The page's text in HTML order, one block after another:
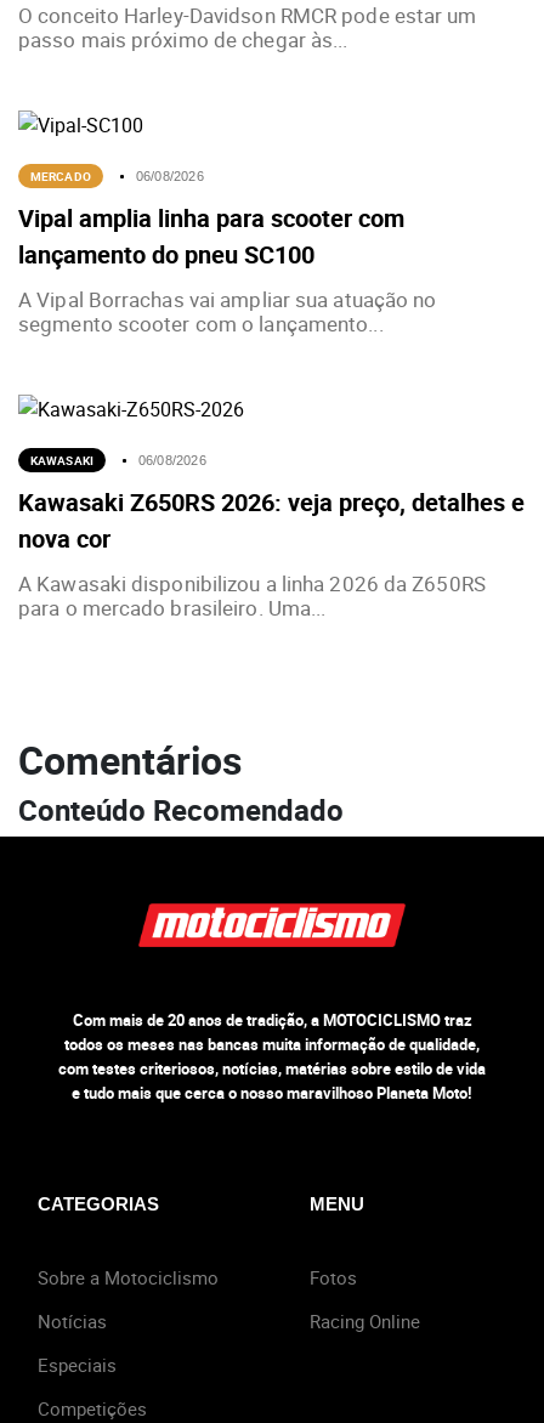
O conceito Harley-Davidson RMCR pode estar um
passo mais próximo de chegar às...
MERCADO 06/08/2026
Vipal amplia linha para scooter com
lançamento do pneu SC100
A Vipal Borrachas vai ampliar sua atuação no
segmento scooter com o lançamento...
KAWASAKI 06/08/2026
Kawasaki Z650RS 2026: veja preço, detalhes e
nova cor
A Kawasaki disponibilizou a linha 2026 da Z650RS
para o mercado brasileiro. Uma...
Comentários
Conteúdo Recomendado
Com mais de 20 anos de tradição, a MOTOCICLISMO traz
todos os meses nas bancas muita informação de qualidade,
com testes criteriosos, notícias, matérias sobre estilo de vida
e tudo mais que cerca o nosso maravilhoso Planeta Moto!
CATEGORIAS
Sobre a Motociclismo
Notícias
Especiais
Competições
MENU
Fotos
Racing Online